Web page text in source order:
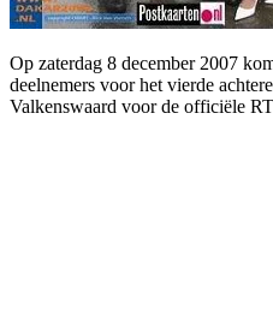
Op zaterdag 8 december 2007
deelnemers voor het vierde
Valkenswaard voor de officiële